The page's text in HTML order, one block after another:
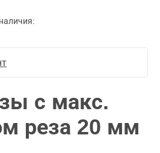
с макс.
реза 20 мм